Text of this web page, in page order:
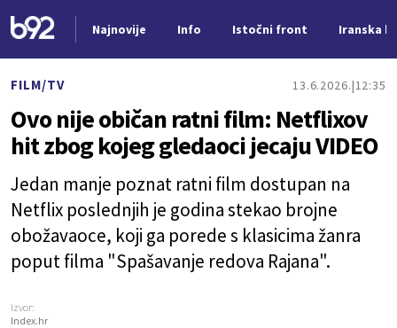
Najnovije Info Istočni front Iranska
FILM/TV 13.6.2026. 12:35
Ovo nije običan ratni film: Netflixov
hit zbog kojeg gledaoci jecaju VIDEO
Jedan manje poznat ratni film dostupan na
Netflix poslednjih je godina stekao brojne
obožavaoce, koji ga porede s klasicima žanra
poput filma "Spašavanje redova Rajana".
Izvor:
Index.hr